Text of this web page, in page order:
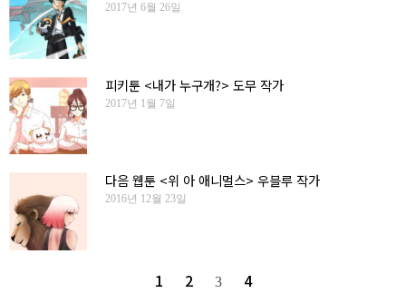
2017년 6월 26일
피키툰 <내가 누구개?> 도무 작가
2017년 1월 7일
다음 웹툰 <위 아 애니멀스> 우블루 작가
2016년 12월 23일
1 2 3 4